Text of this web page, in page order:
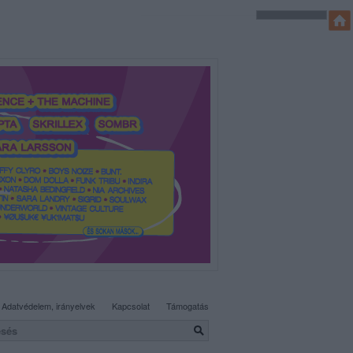
Adatvédelem, irányelvek Kapcsolat Támogatás